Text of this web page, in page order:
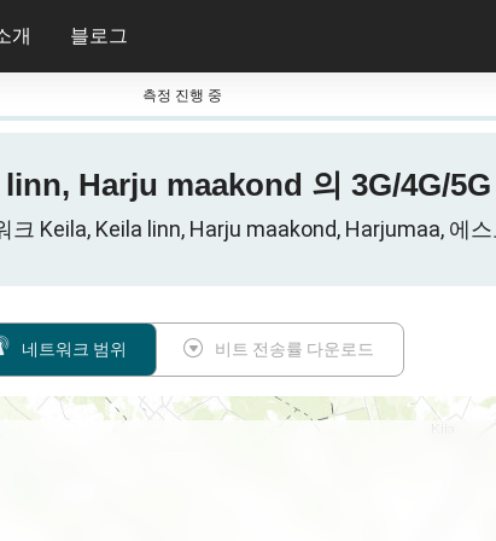
개 블로그
측정 진행 중
Harju maakond 의 3G/4G/
크 Keila, Keila linn, Harju maakond, Harjumaa, 에
네트워크 범위 비트 전송률 다운로드